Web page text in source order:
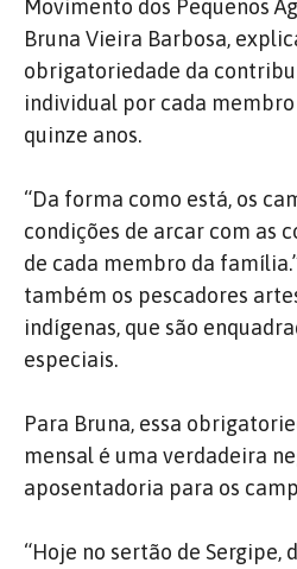
Movimento dos Pequenos
Bruna Vieira Barbosa,
obrigatoriedade da
individual por cada
quinze anos.
“Da forma como está, os
condições de arcar com as
de cada membro da
também os pescadores
indígenas, que são
especiais.
Para Bruna, essa
mensal é uma verdadeira
aposentadoria para os
“Hoje no sertão de Sergipe,